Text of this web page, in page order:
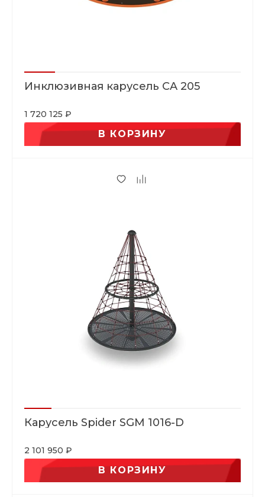
Инклюзивная карусель CA 205
1 720 125 ₽
В КОРЗИНУ
Карусель Spider SGM 1016-D
2 101 950 ₽
В КОРЗИНУ